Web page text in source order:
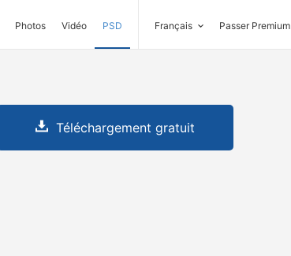
Photos Vidéo PSD Français Passer Premium
Téléchargement gratuit